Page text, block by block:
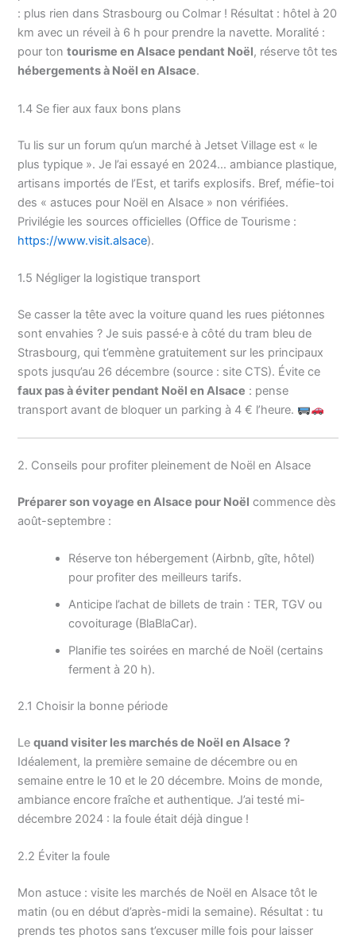
: plus rien dans Strasbourg ou Colmar ! Résultat : hôtel à 20
km avec un réveil à 6 h pour prendre la navette. Moralité :
pour tontourisme en Alsace pendant Noël, réserve tôt tes
hébergements à Noël en Alsace.
1.4 Se fier aux faux bons plans
Tu lis sur un forum qu’un marché à Jetset Village est « le
plus typique ». Je l’ai essayé en 2024… ambiance plastique,
artisans importés de l’Est, et tarifs explosifs. Bref, méfie-toi
des « astuces pour Noël en Alsace » non vérifiées.
Privilégie les sources officielles (Office de Tourisme :
https://www.visit.alsace).
1.5 Négliger la logistique transport
Se casser la tête avec la voiture quand les rues piétonnes
sont envahies ? Je suis passé·e à côté du tram bleu de
Strasbourg, qui t’emmène gratuitement sur les principaux
spots jusqu’au 26 décembre (source : site CTS). Évite ce
faux pas à éviter pendant Noël en Alsace : pense
transport avant de bloquer un parking à 4 € l’heure.
2. Conseils pour profiter pleinement de Noël en Alsace
Préparer son voyage en Alsace pour Noël commence dès
août-septembre :
Réserve ton hébergement (Airbnb, gîte, hôtel)
pour profiter des meilleurs tarifs.
Anticipe l’achat de billets de train : TER, TGV ou
covoiturage (BlaBlaCar).
Planifie tes soirées en marché de Noël (certains
ferment à 20 h).
2.1 Choisir la bonne période
Lequand visiter les marchés de Noël en Alsace ?
Idéalement, la première semaine de décembre ou en
semaine entre le 10 et le 20 décembre. Moins de monde,
ambiance encore fraîche et authentique. J’ai testé mi-
décembre 2024 : la foule était déjà dingue !
2.2 Éviter la foule
Mon astuce : visite les marchés de Noël en Alsace tôt le
matin (ou en début d’après-midi la semaine). Résultat : tu
prends tes photos sans t’excuser mille fois pour laisser